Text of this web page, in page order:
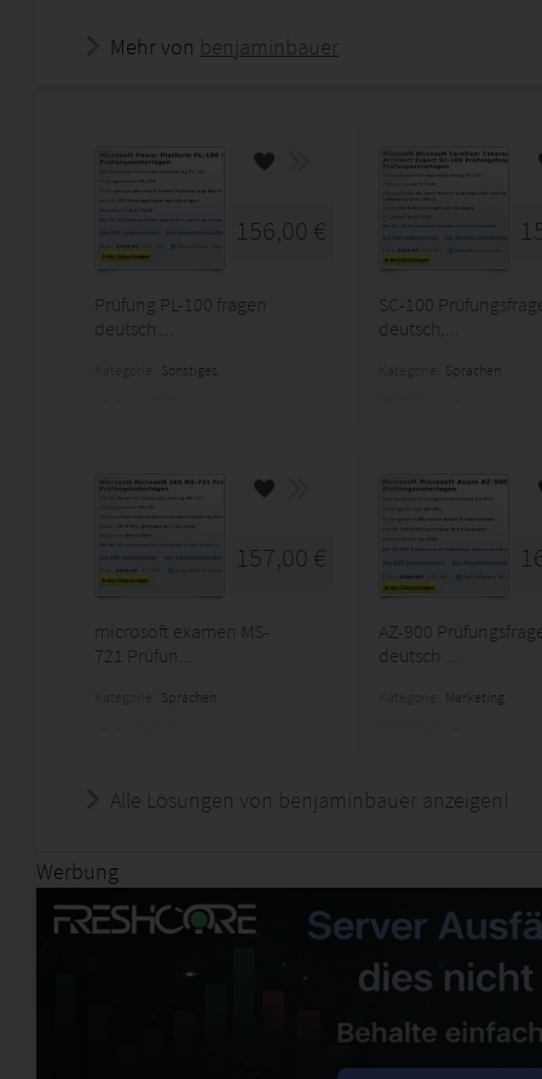
Mehr von benjaminbauer
156,00 €
Prüfung PL-100 fragen
deutsch ...
Sonstiges
SC-100
deutsch,...
Sprachen
157,00 €
microsoft examen MS-
721 Prüfun...
Sprachen
AZ-900
deutsch ...
Marketing
Alle Lösungen von benjaminbauer anzeigen!
Werbung